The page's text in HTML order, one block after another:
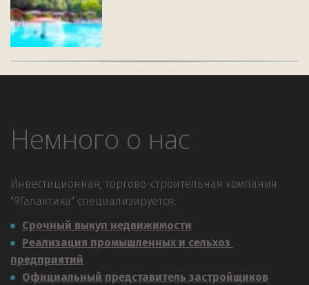
Немного о нас
Инвестиционная, торгово-строительная компания
"9Галактика" специализируется:
Срочный выкуп недвижимости
Реализация промышленных и сельхоз
предприятий
Официальный представитель застройщиков